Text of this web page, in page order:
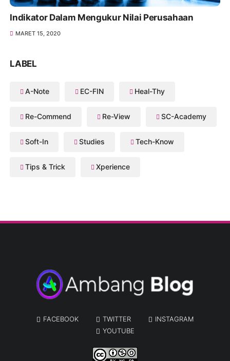
Indikator Dalam Mengukur Nilai Perusahaan
MARET 15, 2020
LABEL
A-Note EC-FIN Heal-Thy
Re-Commend Re-View SC-Academy
Soft-In Studies Tech-Know
Tips & Trick Xperience
FACEBOOK TWITTER
INSTAGRAM
YOUTUBE